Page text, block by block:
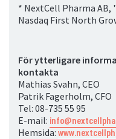
* NextCell Pharma
Nasdaq First North
För ytterligare
kontakta
Mathias Svahn, CEO
Patrik Fagerholm, CFO
Tel: 08-735 55 95
E-mail:
Hemsida: